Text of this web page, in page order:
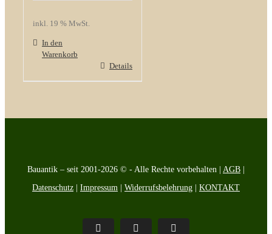
inkl. 19 % MwSt.
In den
Warenkorb
Details
Bauantik – seit 2001-2026 © - Alle Rechte vorbehalten | AGB
Datenschutz
Impressum Widerrufsbelehrung KONTAKT